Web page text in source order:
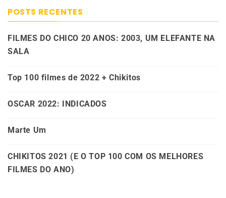
POSTS RECENTES
FILMES DO CHICO 20 ANOS: 2003, UM ELEFANTE NA
SALA
Top 100 filmes de 2022 + Chikitos
OSCAR 2022: INDICADOS
Marte Um
CHIKITOS 2021 (E O TOP 100 COM OS MELHORES
FILMES DO ANO)